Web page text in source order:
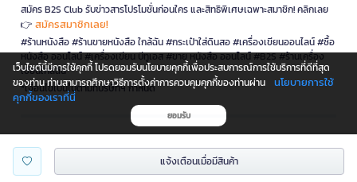
แจ้งเตือนเมื่อมีสินค้า
สมัคร B2S Club รับข่าวสารโปรโมชั่นก่อนใคร และสิทธิพิเศษเฉพาะสมาชิก! คลิกเลย
👉 สมัครสมาชิกเลย!
#ร้านหนังสือ #ร้านขายหนังสือ ใกล้ฉัน #กระเป๋าใส่ดินสอ #เครื่องเขียนออนไลน์ #ซื้อ
หนังสือ ออนไลน์ #เครื่องเขียน บีทูเอส #ขาย หนังสือ ออนไลน์ #B2S #ร้านเครื่อง
เขียนใกล้ฉัน
*เงื่อนไขเป็นไปตามที่บริษัทฯ กำหนด
is a company operating under
เว็บไซต์นี้มีการใช้คุกกี้ โปรดยอมรับนโยบายคุกกี้เพื่อประสบการณ์การใช้บริการที่ดีที่สุด
ของท่าน ท่านสามารถศึกษาวิธีการตั้งค่าการควบคุมคุกกี้ของท่านผ่าน
นโยบายการใช้
คุกกี้ของเราที่นี่
ยอมรับ